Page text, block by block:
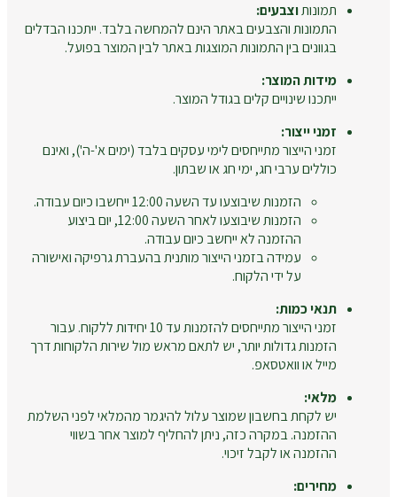
תמונותוצבעים:
התמונות והצבעים באתר הינם להמחשה בלבד. ייתכנו הבדלים
בגוונים בין התמונות המוצגות באתר לבין המוצר בפועל.
מידות המוצר:
ייתכנו שינויים קלים בגודל המוצר.
זמני ייצור:
זמני הייצור מתייחסים לימי עסקים בלבד (ימים א'-ה'), ואינם
כוללים ערבי חג, ימי חג או שבתון.
הזמנות שיבוצעו עד השעה 12:00 ייחשבו כיום עבודה.
הזמנות שיבוצעו לאחר השעה 12:00, יום ביצוע
ההזמנה לא ייחשב כיום עבודה.
עמידה בזמני הייצור מותנית בהעברת גרפיקה ואישורה
על ידי הלקוח.
תנאי כמות:
זמני הייצור מתייחסים להזמנות עד 10 יחידות ללקוח. עבור
הזמנות גדולות יותר, יש לתאם מראש מול שירות הלקוחות דרך
מייל או וואטסאפ.
מלאי:
יש לקחת בחשבון שמוצר עלול להיגמר מהמלאי לפני השלמת
ההזמנה. במקרה כזה, ניתן להחליף למוצר אחר בשווי
ההזמנה או לקבל זיכוי.
מחירים: